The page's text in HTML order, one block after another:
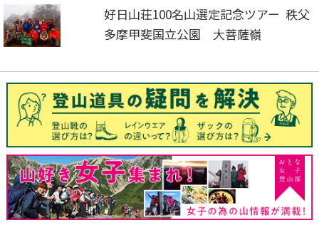
好日山荘100名山選定記念ツアー 秩父
多摩甲斐国立公園 大菩薩嶺